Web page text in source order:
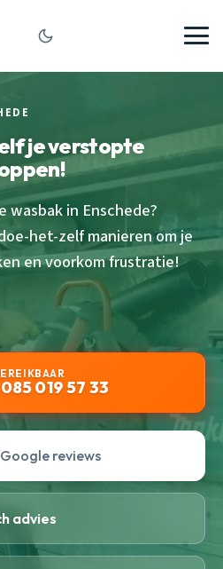
je verstopte
in Enschede?
het-zelf manieren om je
en voorkom frustratie!
019 57 33
reviews
advies